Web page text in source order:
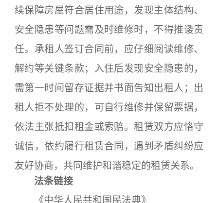
续保障房屋符合居住用途，发现主体结构、
安全隐患等问题需及时维修时，不得推诿责
任。承租人签订合同前，应仔细阅读维修、
解约等关键条款；入住后发现安全隐患的，
需第一时间留存证据并书面告知出租人；出
租人拒不处理的，可自行维修并保留票据，
依法主张抵扣租金或索赔。租赁双方应恪守
诚信，依约履行租赁合同，遇到矛盾纠纷应
友好协商，共同维护和谐稳定的租赁关系。
法条链接
《中华人民共和国民法典》